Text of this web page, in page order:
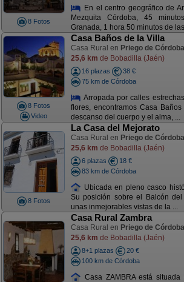
8 Fotos
En el centro geográfico de
Mezquita Córdoba, 45
Granada, 1 hora 50 minutos de
8 Fotos
Video
Casa Baños de la Villa
Casa Rural en Priego de Córdoba
25,6 km de Bobadilla (Jaén)
16 plazas
38 €
75 km de Córdoba
Arropada por calles
flores, encontramos Casa
descanso del cuerpo y el alma, ...
8 Fotos
La Casa del Mejorato
Casa Rural en Priego de Córdoba
25,6 km de Bobadilla (Jaén)
6 plazas
18 €
83 km de Córdoba
Ubicada en pleno casco
Su posición sobre el Balcón
unas inmejorables vistas de la ...
Casa Rural Zambra
Casa Rural en Priego de Córdoba
25,6 km de Bobadilla (Jaén)
8+1 plazas
20 €
100 km de Córdoba
Casa ZAMBRA está